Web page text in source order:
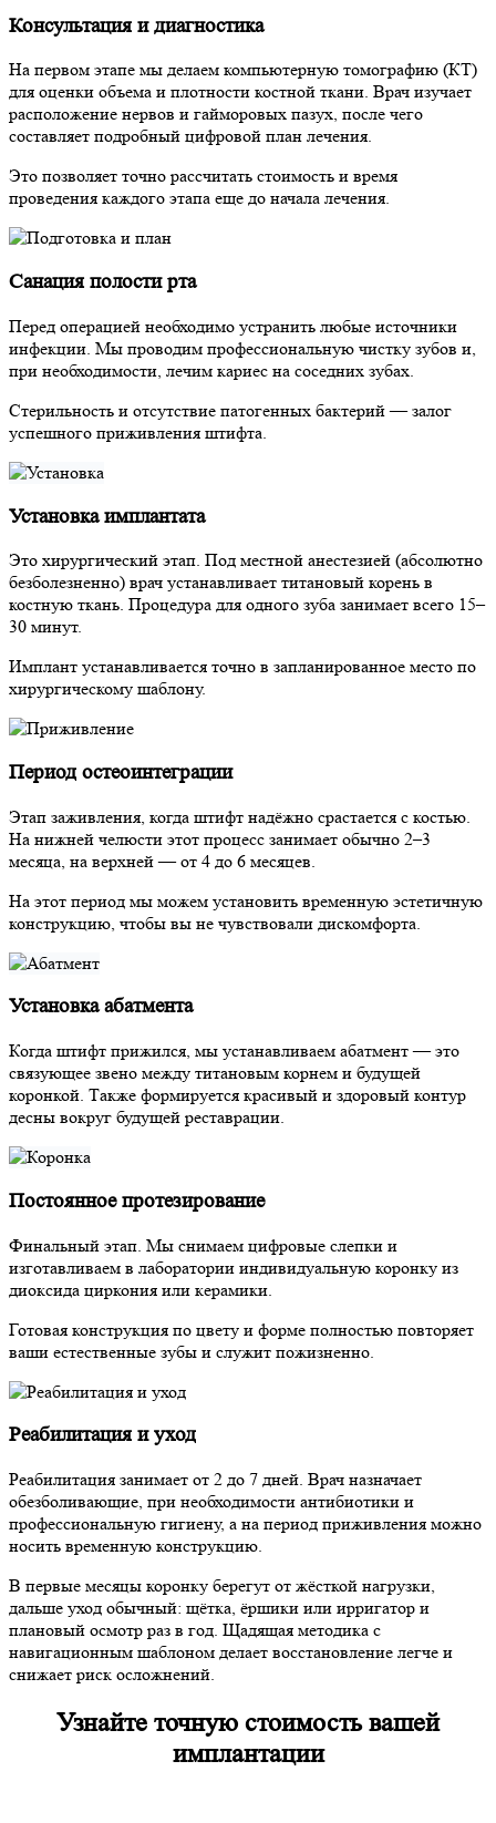
Консультация и диагностика
На первом этапе мы делаем компьютерную томографию (КТ)
для оценки объема и плотности костной ткани. Врач изучает
расположение нервов и гайморовых пазух, после чего
составляет подробный цифровой план лечения.
Это позволяет точно рассчитать стоимость и время
проведения каждого этапа еще до начала лечения.
Санация полости рта
Перед операцией необходимо устранить любые источники
инфекции. Мы проводим профессиональную чистку зубов и,
при необходимости, лечим кариес на соседних зубах.
Стерильность и отсутствие патогенных бактерий — залог
успешного приживления штифта.
Установка имплантата
Это хирургический этап. Под местной анестезией (абсолютно
безболезненно) врач устанавливает титановый корень в
костную ткань. Процедура для одного зуба занимает всего 15–
30 минут.
Имплант устанавливается точно в запланированное место по
хирургическому шаблону.
Период остеоинтеграции
Этап заживления, когда штифт надёжно срастается с костью.
На нижней челюсти этот процесс занимает обычно 2–3
месяца, на верхней — от 4 до 6 месяцев.
На этот период мы можем установить временную эстетичную
конструкцию, чтобы вы не чувствовали дискомфорта.
Установка абатмента
Когда штифт прижился, мы устанавливаем абатмент — это
связующее звено между титановым корнем и будущей
коронкой. Также формируется красивый и здоровый контур
десны вокруг будущей реставрации.
Постоянное протезирование
Финальный этап. Мы снимаем цифровые слепки и
изготавливаем в лаборатории индивидуальную коронку из
диоксида циркония или керамики.
Готовая конструкция по цвету и форме полностью повторяет
ваши естественные зубы и служит пожизненно.
Реабилитация и уход
Реабилитация занимает от 2 до 7 дней. Врач назначает
обезболивающие, при необходимости антибиотики и
профессиональную гигиену, а на период приживления можно
носить временную конструкцию.
В первые месяцы коронку берегут от жёсткой нагрузки,
дальше уход обычный: щётка, ёршики или ирригатор и
плановый осмотр раз в год. Щадящая методика с
навигационным шаблоном делает восстановление легче и
снижает риск осложнений.
Узнайте точную стоимостьвашей
имплантации